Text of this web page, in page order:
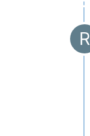
R